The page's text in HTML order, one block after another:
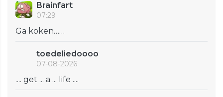
Brainfart
07:29
Ga koken……
toedeliedoooo
07-08-2026
.... get ... a ... life ....